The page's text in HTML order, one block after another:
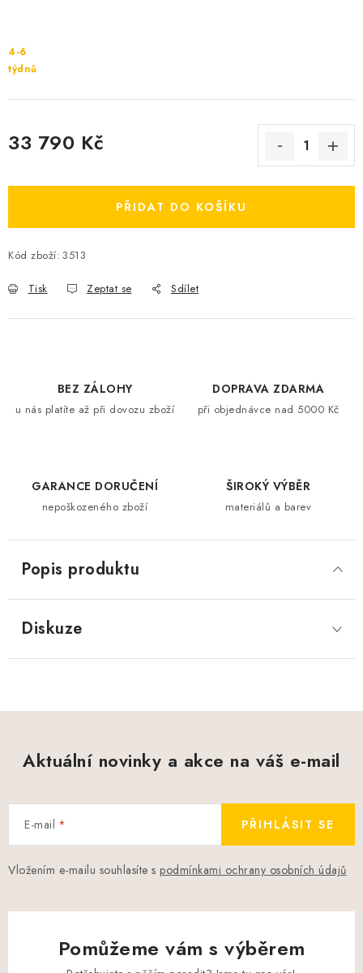
4-6
týdnů
33 790 Kč
PŘIDAT DO KOŠÍKU
Kód zboží: 3513
Tisk Zeptat se Sdílet
BEZ ZÁLOHY
u nás platíte až při dovozu zboží
DOPRAVA ZDARMA
při objednávce nad 5000 Kč
GARANCE DORUČENÍ
nepoškozeného zboží
ŠIROKÝ VÝBĚR
materiálů a barev
Popis produktu
Diskuze
Aktuální novinky a akce na váš e-mail
E-mail
Vložením e-mailu souhlasíte s podmínkami ochrany osobních údajů
PŘIHLÁSIT SE
Pomůžeme vám s výběrem